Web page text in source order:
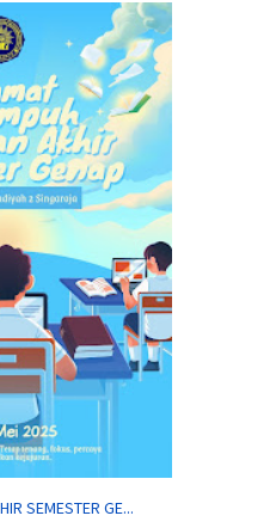
SEMESTER GE...